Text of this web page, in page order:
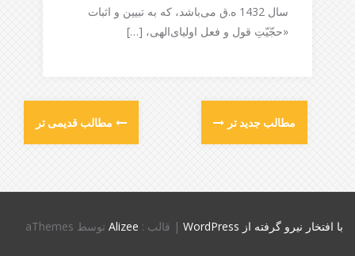
سال 1432 ه.ق می‌باشد، که به تبیین و اثبات
«حجّیّتِ قول و فعل اولیای‌الهی، […]
مطالب قدیمی تر مطالب جدید تر
با افتخار نیرو گرفته از WordPress | قالب : Alizee توسط aThemes